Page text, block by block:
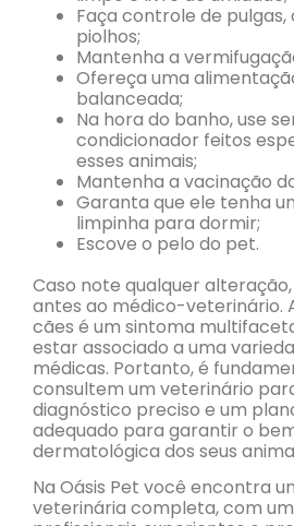
Faça controle de
piolhos;
Mantenha a
Ofereça uma
balanceada;
Na hora do banho, use
condicionador feitos
esses animais;
Mantenha a vacinação
Garanta que ele tenha
limpinha para dormir;
Escove o pelo do pet.
Caso note qualquer
antes ao médico-veterinário.
cães é um sintoma
estar associado a uma
médicas. Portanto, é
consultem um veterinário
diagnóstico preciso e um
adequado para garantir o
dermatológica dos seus
Na Oásis Pet você encontra
veterinária completa, com